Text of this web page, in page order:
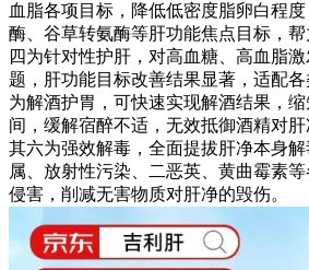
血脂各项目标，降低低密度脂卵白程
酶、谷草转氨酶等肝功能焦点目标，
四为针对性护肝，对高血糖、高血脂
题，肝功能目标改善结果显著，适配
为解酒护胃，可快速实现解酒结果，
间，缓解宿醉不适，无效抵御酒精对肝
其六为强效解毒，全面提拔肝净本身
属、放射性污染、二恶英、黄曲霉素
侵害，削减无害物质对肝净的毁伤。